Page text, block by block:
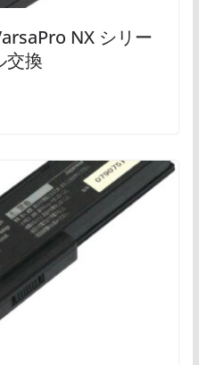
NX シリー
交換